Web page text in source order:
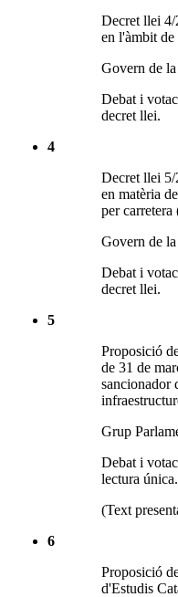
Decret llei 4/
en l'àmbit de
Govern de
Debat i
decret llei.
4
Decret llei 5/
en matèria
per carretera
Govern de
Debat i
decret llei.
5
Proposició
de 31 de
sancionador
Grup
Debat i
lectura única.
(Text
6
Proposició
d'Estudis